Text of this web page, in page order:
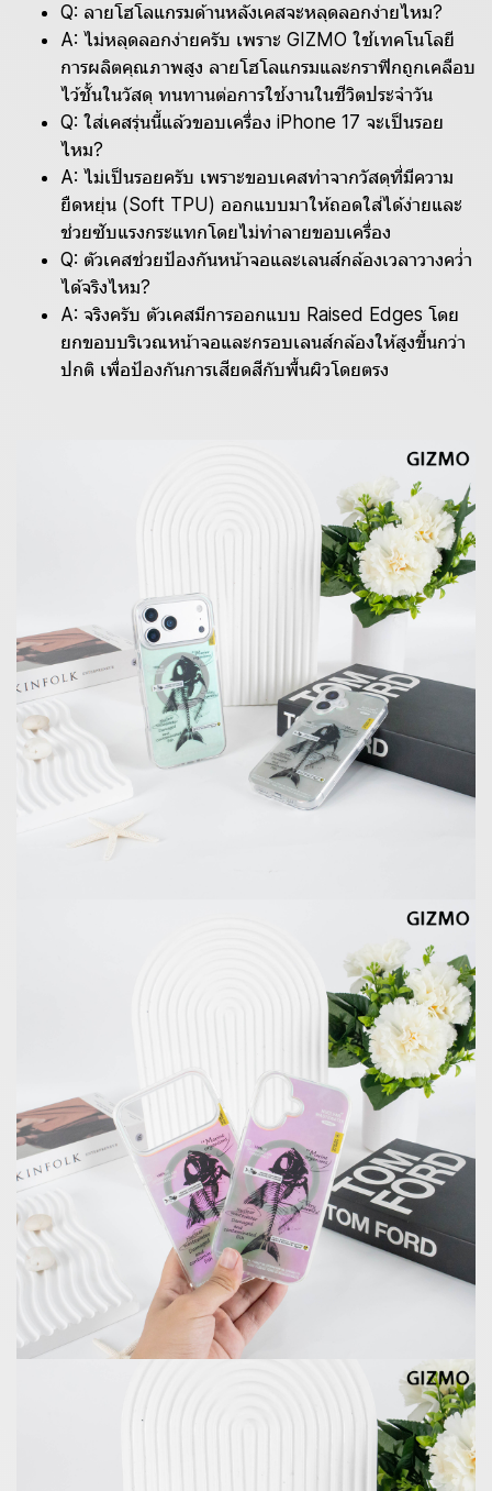
Q: ลายโฮโลแกรมด้านหลังเคสจะหลุดลอกง่ายไหม?
A: ไม่หลุดลอกง่ายครับ เพราะ GIZMO ใช้เทคโนโลยี
การผลิตคุณภาพสูง ลายโฮโลแกรมและกราฟิกถูกเคลือบ
ไว้ชั้นในวัสดุ ทนทานต่อการใช้งานในชีวิตประจำวัน
Q: ใส่เคสรุ่นนี้แล้วขอบเครื่อง iPhone 17 จะเป็นรอย
ไหม?
A: ไม่เป็นรอยครับ เพราะขอบเคสทำจากวัสดุที่มีความ
ยืดหยุ่น (Soft TPU) ออกแบบมาให้ถอดใส่ได้ง่ายและ
ช่วยซับแรงกระแทกโดยไม่ทำลายขอบเครื่อง
Q: ตัวเคสช่วยป้องกันหน้าจอและเลนส์กล้องเวลาวางคว่ำ
ได้จริงไหม?
A: จริงครับ ตัวเคสมีการออกแบบ Raised Edges โดย
ยกขอบบริเวณหน้าจอและกรอบเลนส์กล้องให้สูงขึ้นกว่า
ปกติ เพื่อป้องกันการเสียดสีกับพื้นผิวโดยตรง